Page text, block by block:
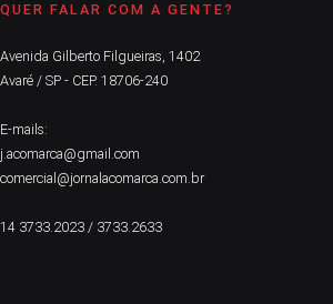
QUER FALAR COM A GENTE?
Avenida Gilberto Filgueiras, 1402
Avaré / SP - CEP. 18706-240
E-mails:
j.acomarca@gmail.com
comercial@jornalacomarca.com.br
14 3733.2023 / 3733.2633